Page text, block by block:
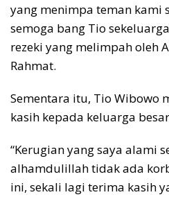
yang menimpa teman kami
semoga bang Tio
rezeki yang melimpah oleh
Rahmat.
Sementara itu, Tio Wibowo
kasih kepada keluarga
“Kerugian yang saya alami
alhamdulillah tidak ada
ini, sekali lagi terima kasih